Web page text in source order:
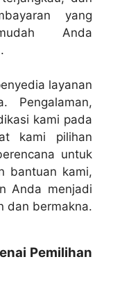
yang
Anda
layanan
Pengalaman,
kami pada
kami pilihan
untuk
bantuan kami,
Anda menjadi
dan bermakna.
Pemilihan